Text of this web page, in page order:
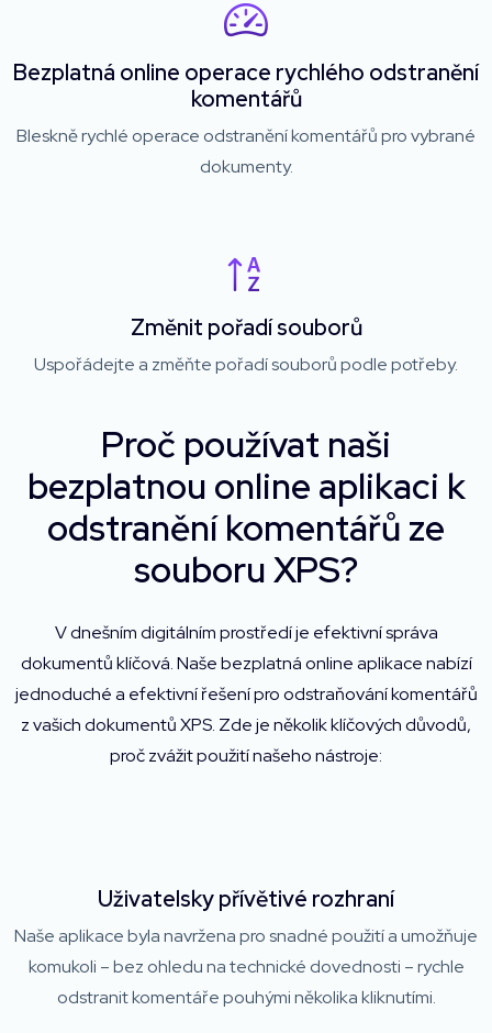
Bezplatná online operace rychlého odstranění
komentářů
Bleskně rychlé operace odstranění komentářů pro vybrané
dokumenty.
Změnit pořadí souborů
Uspořádejte a změňte pořadí souborů podle potřeby.
Proč používat naši
bezplatnou online aplikaci k
odstranění komentářů ze
souboru XPS?
V dnešním digitálním prostředí je efektivní správa
dokumentů klíčová. Naše bezplatná online aplikace nabízí
jednoduché a efektivní řešení pro odstraňování komentářů
z vašich dokumentů XPS. Zde je několik klíčových důvodů,
proč zvážit použití našeho nástroje:
Uživatelsky přívětivé rozhraní
Naše aplikace byla navržena pro snadné použití a umožňuje
komukoli – bez ohledu na technické dovednosti – rychle
odstranit komentáře pouhými několika kliknutími.